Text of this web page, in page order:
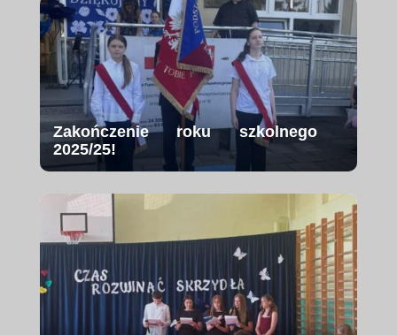
Zakończenie roku szkolnego
2025/25!